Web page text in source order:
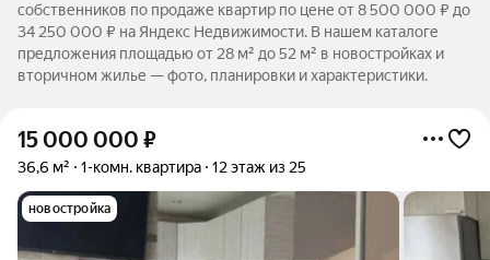
собственников по продаже квартир по цене от 8 500 000 ₽ до
34 250 000 ₽ на Яндекс Недвижимости. В нашем каталоге
предложения площадью от 28 м² до 52 м² в новостройках и
вторичном жилье — фото, планировки и характеристики.
15 000 000 ₽
36,6 м² 1-комн. квартира 12 этаж из 25
новостройка